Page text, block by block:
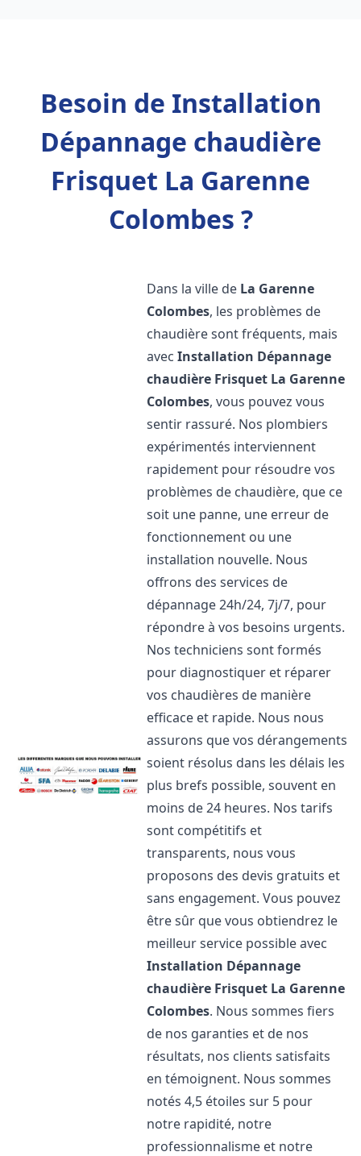
Besoin de Installation
Dépannage chaudière
Frisquet La Garenne
Colombes ?
Dans la ville de La Garenne
Colombes, les problèmes de
chaudière sont fréquents, mais
avecInstallation Dépannage
chaudière Frisquet La Garenne
Colombes, vous pouvez vous
sentir rassuré. Nos plombiers
expérimentés interviennent
rapidement pour résoudre vos
problèmes de chaudière, que ce
soit une panne, une erreur de
fonctionnement ou une
installation nouvelle. Nous
offrons des services de
dépannage 24h/24, 7j/7, pour
répondre à vos besoins urgents.
Nos techniciens sont formés
pour diagnostiquer et réparer
vos chaudières de manière
efficace et rapide. Nous nous
assurons que vos dérangements
soient résolus dans les délais les
plus brefs possible, souvent en
moins de 24 heures. Nos tarifs
sont compétitifs et
transparents, nous vous
proposons des devis gratuits et
sans engagement. Vous pouvez
être sûr que vous obtiendrez le
meilleur service possible avec
Installation Dépannage
chaudière Frisquet La Garenne
Colombes. Nous sommes fiers
de nos garanties et de nos
résultats, nos clients satisfaits
en témoignent. Nous sommes
notés 4,5 étoiles sur 5 pour
notre rapidité, notre
professionnalisme et notre